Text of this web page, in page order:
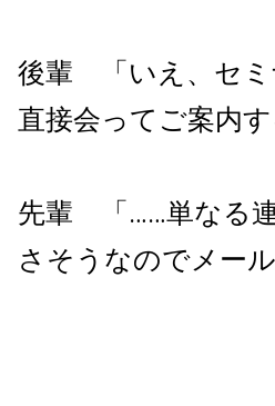
後輩 「いえ、セミ
直接会ってご案内す
先輩 「……単なる
さそうなのでメー